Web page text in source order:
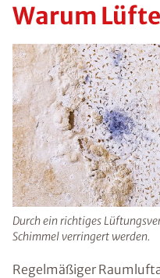
Warum
Durch ein richtiges
Schimmel verringert werden.
Regelmäßiger